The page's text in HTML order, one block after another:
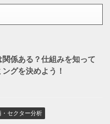
係ある？仕組みを知って
グを決めよう！
・セクター分析